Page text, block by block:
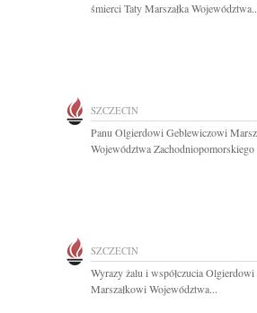
śmierci Taty Marszałka
SZCZECIN
Panu Olgierdowi Geblewiczowi
Województwa Zachodniopomorskiego
SZCZECIN
Wyrazy żalu i współczucia
Marszałkowi Województwa...